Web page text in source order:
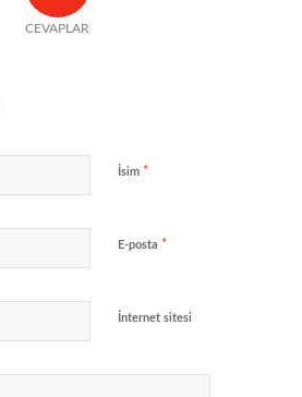
CEVAPLAR
İsim *
E-posta *
İnternet sitesi